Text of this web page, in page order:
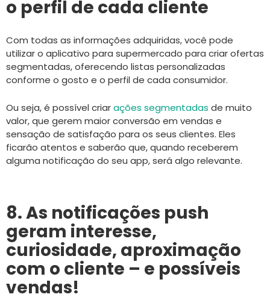
o perfil de cada cliente
Com todas as informações adquiridas, você pode
utilizar o aplicativo para supermercado para criar ofertas
segmentadas, oferecendo listas personalizadas
conforme o gosto e o perfil de cada consumidor.
Ou seja, é possível criarações segmentadas de muito
valor, que gerem maior conversão em vendas e
sensação de satisfação para os seus clientes. Eles
ficarão atentos e saberão que, quando receberem
alguma notificação do seu app, será algo relevante.
8. As notificações push
geram interesse,
curiosidade, aproximação
com o cliente – e possíveis
vendas!